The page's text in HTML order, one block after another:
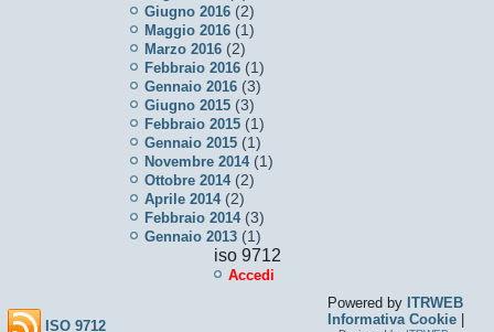
Giugno 2016 (2)
Maggio 2016 (1)
Marzo 2016 (2)
Febbraio 2016 (1)
Gennaio 2016 (3)
Giugno 2015 (3)
Febbraio 2015 (1)
Gennaio 2015 (1)
Novembre 2014(1)
Ottobre 2014(2)
Aprile 2014(2)
Febbraio 2014(3)
Gennaio 2013 (1)
iso 9712
Accedi
ISO 9712
Powered by ITRWEB
Informativa Cookie|